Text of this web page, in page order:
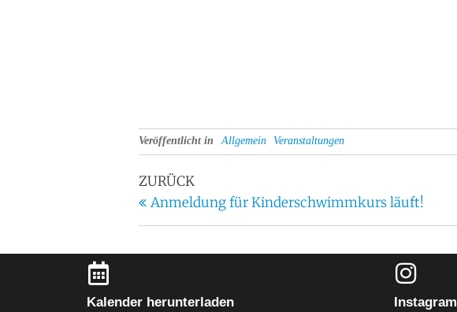
Veröffentlicht in Allgemein Veranstaltungen
ZURÜCK
Anmeldung für Kinderschwimmkurs läuft!
Kalender herunterladen Instagram